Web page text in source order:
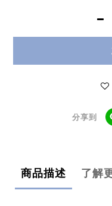
分享到
商品描述 了解